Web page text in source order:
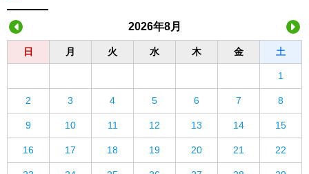
2026年8月
日 月 火 水 木 金 土
1
2 3 4 5 6 7 8
9 10 11 12 13 14 15
16 17 18 19 20 21 22